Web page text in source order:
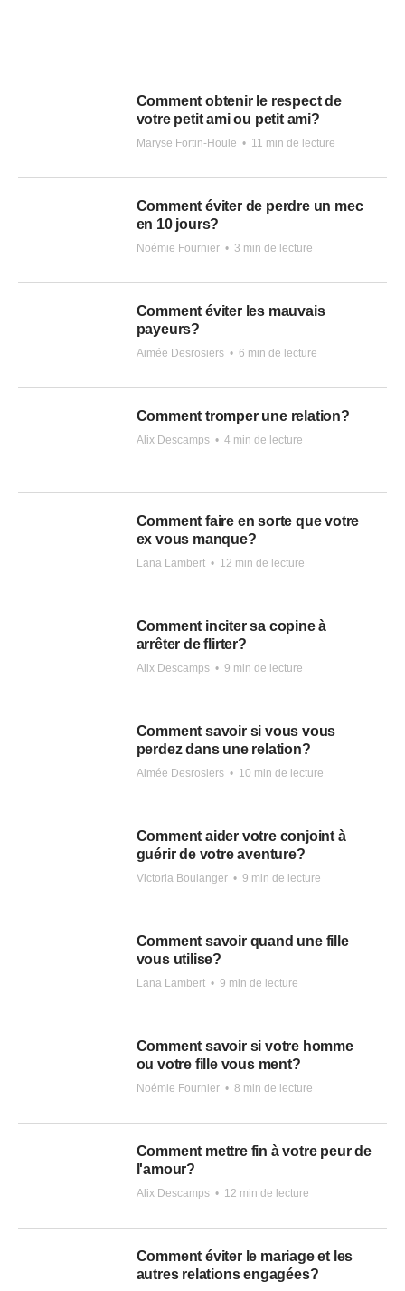
Comment obtenir le respect de
votre petit ami ou petit ami?
Maryse Fortin-Houle • 11 min de lecture
Comment éviter de perdre un mec
en 10 jours?
Noémie Fournier • 3 min de lecture
Comment éviter les mauvais
payeurs?
Aimée Desrosiers • 6 min de lecture
Comment tromper une relation?
Alix Descamps • 4 min de lecture
Comment faire en sorte que votre
ex vous manque?
Lana Lambert • 12 min de lecture
Comment inciter sa copine à
arrêter de flirter?
Alix Descamps • 9 min de lecture
Comment savoir si vous vous
perdez dans une relation?
Aimée Desrosiers • 10 min de lecture
Comment aider votre conjoint à
guérir de votre aventure?
Victoria Boulanger • 9 min de lecture
Comment savoir quand une fille
vous utilise?
Lana Lambert • 9 min de lecture
Comment savoir si votre homme
ou votre fille vous ment?
Noémie Fournier • 8 min de lecture
Comment mettre fin à votre peur de
l'amour?
Alix Descamps • 12 min de lecture
Comment éviter le mariage et les
autres relations engagées?